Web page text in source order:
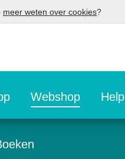
meer weten over cookies?
Webshop Help